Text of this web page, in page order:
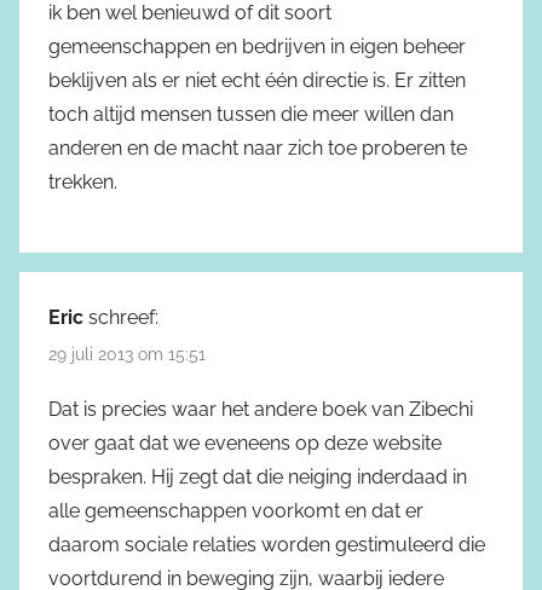
ik ben wel benieuwd of dit soort
gemeenschappen en bedrijven in eigen beheer
beklijven als er niet echt één directie is. Er zitten
toch altijd mensen tussen die meer willen dan
anderen en de macht naar zich toe proberen te
trekken.
Eric schreef:
29 juli 2013 om 15:51
Dat is precies waar het andere boek van Zibechi
over gaat dat we eveneens op deze website
bespraken. Hij zegt dat die neiging inderdaad in
alle gemeenschappen voorkomt en dat er
daarom sociale relaties worden gestimuleerd die
voortdurend in beweging zijn, waarbij iedere